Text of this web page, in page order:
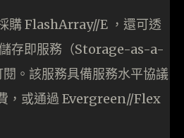
購 FlashArray//E ，還可透
存即服務（Storage-as-a-
。該服務具備服務水平協議
，或通過 Evergreen//Flex